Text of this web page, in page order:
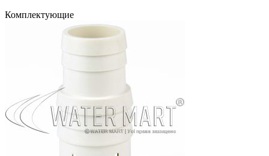
Комплектующие